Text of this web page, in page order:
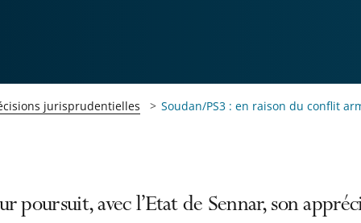
jurisprudentielles Soudan/PS3 : en raison du conflit
poursuit, avec l’Etat de Sennar, son